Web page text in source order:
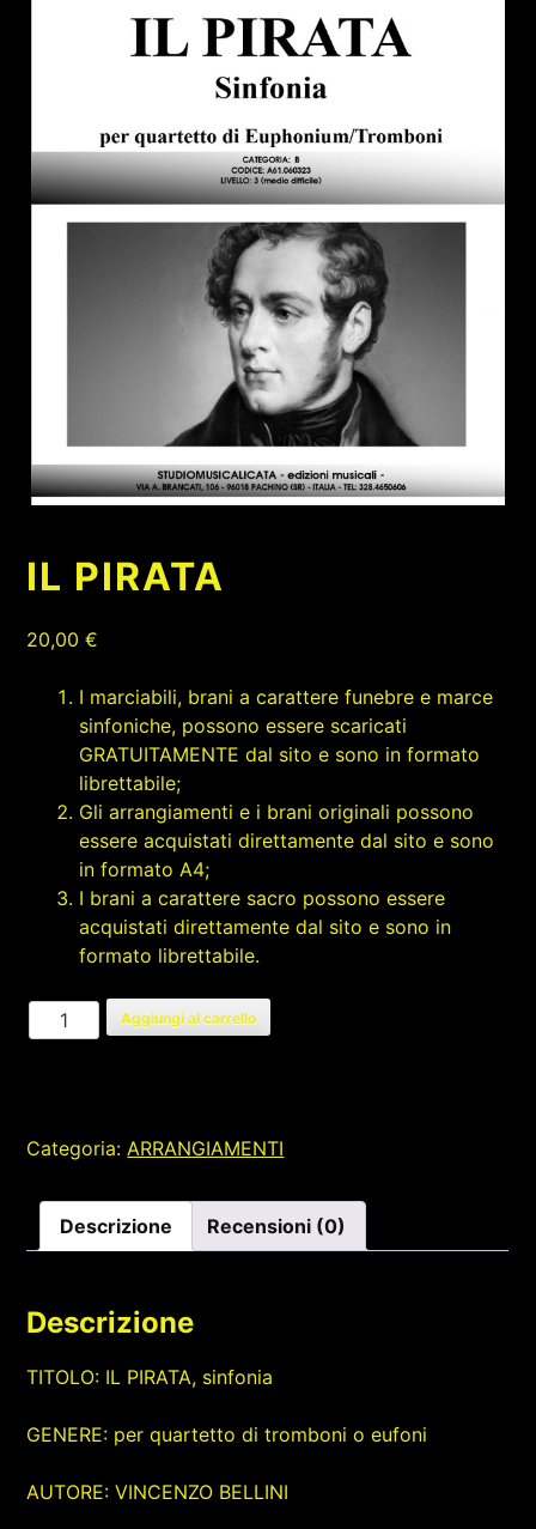
IL PIRATA
20,00€
I marciabili, brani a carattere funebre e marce
sinfoniche, possono essere scaricati
GRATUITAMENTE dal sito e sono in formato
librettabile;
Gli arrangiamenti e i brani originali possono
essere acquistati direttamente dal sito e sono
in formato A4;
I brani a carattere sacro possono essere
acquistati direttamente dal sito e sono in
formato librettabile.
IL
PIRATA
Aggiungi al carrello
Categoria: ARRANGIAMENTI
Descrizione Recensioni (0)
Descrizione
TITOLO: IL PIRATA, sinfonia
GENERE: per quartetto di tromboni o eufoni
AUTORE: VINCENZO BELLINI